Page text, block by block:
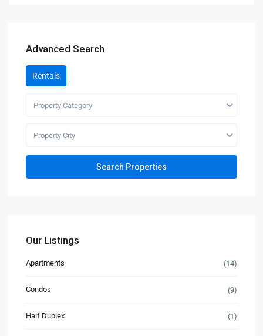
Advanced Search
Rentals
Property Category
Property City
Our Listings
Apartments (14)
Condos (9)
Half Duplex (1)